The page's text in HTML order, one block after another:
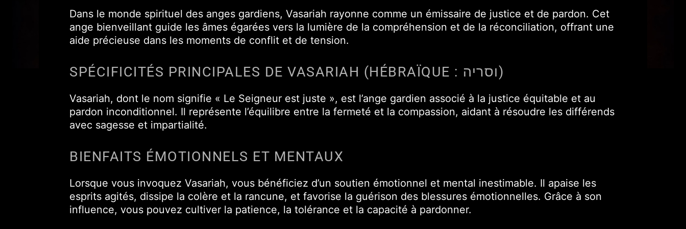
Dans le monde spirituel des anges gardiens, Vasariah rayonne comme un émissaire de justice et de pardon. Cet
ange bienveillant guide les âmes égarées vers la lumière de la compréhension et de la réconciliation, offrant une
aide précieuse dans les moments de conflit et de tension.
SPÉCIFICITÉS PRINCIPALES DE VASARIAH (HÉBRAÏQUE : וסריה)
Vasariah, dont le nom signifie « Le Seigneur est juste », est l’ange gardien associé à la justice équitable et au
pardon inconditionnel. Il représente l’équilibre entre la fermeté et la compassion, aidant à résoudre les différends
avec sagesse et impartialité.
BIENFAITS ÉMOTIONNELS ET MENTAUX
Lorsque vous invoquez Vasariah, vous bénéficiez d’un soutien émotionnel et mental inestimable. Il apaise les
esprits agités, dissipe la colère et la rancune, et favorise la guérison des blessures émotionnelles. Grâce à son
influence, vous pouvez cultiver la patience, la tolérance et la capacité à pardonner.